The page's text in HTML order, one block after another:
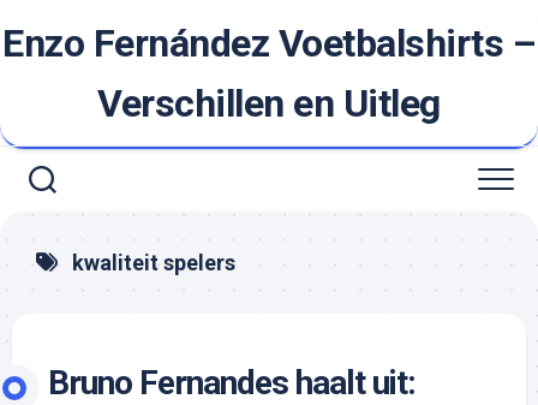
naar
Enzo Fernández Voetbalshirts –
Verschillen en Uitleg
kwaliteit spelers
Bruno Fernandes haalt uit: